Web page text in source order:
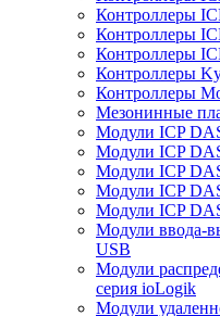
Контроллеры
Контроллеры
Контроллеры
Контроллеры
Контроллеры
Мезонинные
Модули ICP
Модули ICP
Модули ICP
Модули ICP
Модули ICP
Модули ввода-
USB
Модули
серия ioLogik
Модули